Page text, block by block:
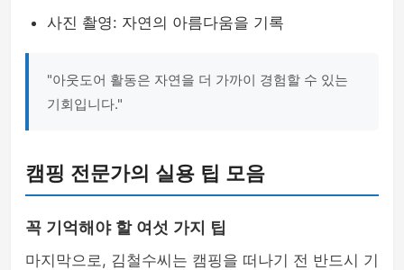
사진 촬영: 자연의 아름다움을 기록
"아웃도어 활동은 자연을 더 가까이 경험할 수 있는
기회입니다."
캠핑 전문가의 실용 팁 모음
꼭 기억해야 할 여섯 가지 팁
마지막으로, 김철수씨는 캠핑을 떠나기 전 반드시 기